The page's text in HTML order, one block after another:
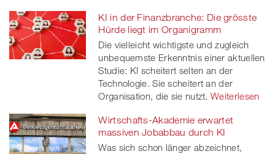
KI in der Finanzbranche: Die grösste
Hürde liegt im Organigramm
Die vielleicht wichtigste und zugleich
unbequemste Erkenntnis einer aktuellen
Studie: KI scheitert selten an der
Technologie. Sie scheitert an der
Organisation, die sie nutzt. Weiterlesen
Wirtschafts-Akademie erwartet
massiven Jobabbau durch KI
Was sich schon länger abzeichnet,